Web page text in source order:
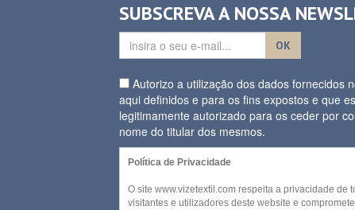
SUBSCREVA A NOSSA
OK
Autorizo a utilização dos dados fornecidos
aqui definidos e para os fins expostos e que
legitimamente autorizado para os ceder por
nome do titular dos mesmos.
Política de Privacidade
O site www.vizetextil.com respeita a privacidade de
visitantes e utilizadores deste website e